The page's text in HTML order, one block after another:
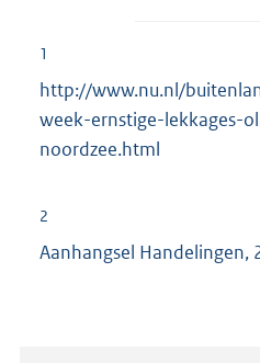
1
http://www.nu.nl/
week-ernstige-lekkages-
noordzee.html
2
Aanhangsel Handelingen,